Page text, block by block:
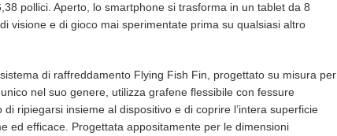
pollici. Aperto, lo smartphone si trasforma in un tablet da 8
visione e di gioco mai sperimentate prima su qualsiasi altro
di raffreddamento Flying Fish Fin, progettato su misura per
nel suo genere, utilizza grafene flessibile con fessure
ripiegarsi insieme al dispositivo e di coprire l’intera superficie
ed efficace. Progettata appositamente per le dimensioni